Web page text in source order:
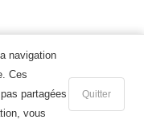
navigation
Ces
partagées
vous
Quitter